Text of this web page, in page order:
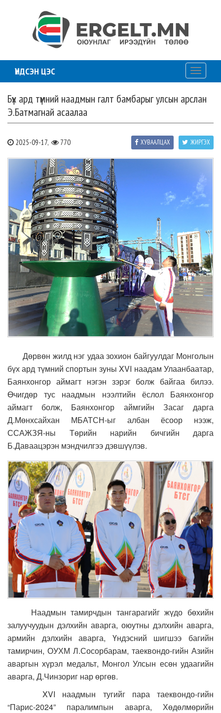
ҮНДСЭН ЦЭС
Toggle
Бүх ард түмний наадмын галт бамбарыг улсын арслан
Э.Батмагнай асаалаа
2025-09-17, 770 ЖИРГЭХ
ХУВААЛЦАХ
Дөрвөн жилд нэг удаа зохион байгуулдаг Монголын
бүх ард түмний спортын зуны XVI наадам Улаанбаатар,
Баянхонгор аймагт нэгэн зэрэг болж байгаа билээ.
Өчигдөр тус наадмын нээлтийн ёслол Баянхонгор
аймагт болж, Баянхонгор аймгийн Засаг дарга
Д.Мөнхсайхан МБАТСН-ыг албан ёсоор нээж,
ССАЖЗЯ-ны Төрийн нарийн бичгийн дарга
Б.Даваацэрэн мэндчилгээ дэвшүүлэв.
Наадмын тамирчдын тангарагийг жүдо бөхийн
залуучуудын дэлхийн аварга, оюутны дэлхийн аварга,
армийн дэлхийн аварга, Үндэсний шигшээ багийн
тамирчин, ОУХМ Л.Сосорбарам, таеквондо-гийн Азийн
аваргын хүрэл медальт, Монгол Улсын есөн удаагийн
аварга, Д.Чинзориг нар өргөв.
XVI наадмын тугийг пара таеквондо-гийн
“Парис-2024” паралимпын аварга, Хөдөлмөрийн